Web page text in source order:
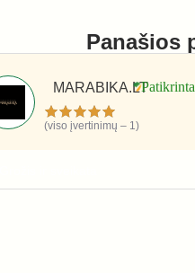
Panašios
MARABIKA.LT
(viso įvertinimų – 1)